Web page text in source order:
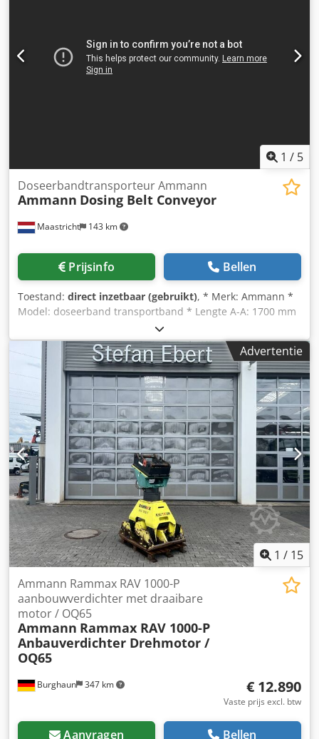
1 / 5
Maastricht 143 km
Doseerbandtransporteur Ammann
Ammann Dosing Belt Conveyor
Prijsinfo Bellen
Toestand: direct inzetbaar (gebruikt), * Merk: Ammann *
Model: doseerband transportband * Lengte A-A: 1700 mm
* Bandbreedte: 650 mm * Aandrijving: 1,5 kW tandwielkast
Csdeywm I Nepfx Ahcjha * Op voorraad: 6 stuks.
Advertentie
1 / 15
Burghaun 347 km
Ammann Rammax RAV 1000-P
aanbouwverdichter met draaibare
motor / OQ65
Ammann Rammax RAV 1000-P
Anbauverdichter Drehmotor /
OQ65
€ 12.890
Vaste prijs excl. btw
Aanvragen Bellen